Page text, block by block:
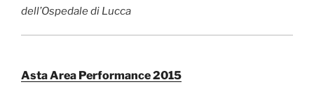
dell’Ospedale di Lucca
Asta Area Performance 2015